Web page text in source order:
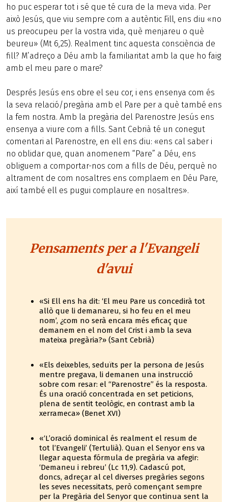
ho puc esperar tot i sé que té cura de la meva vida. Per
això Jesús, que viu sempre com a autèntic Fill, ens diu «no
us preocupeu per la vostra vida, què menjareu o què
beureu» (Mt 6,25). Realment tinc aquesta consciència de
fill? M’adreço a Déu amb la familiaritat amb la que ho faig
amb el meu pare o mare?
Després Jesús ens obre el seu cor, i ens ensenya com és
la seva relació/pregària amb el Pare per a què també ens
la fem nostra. Amb la pregària del Parenostre Jesús ens
ensenya a viure com a fills. Sant Cebrià té un conegut
comentari al Parenostre, en ell ens diu: «ens cal saber i
no oblidar que, quan anomenem “Pare” a Déu, ens
obliguem a comportar-nos com a fills de Déu, perquè no
altrament de com nosaltres ens complaem en Déu Pare,
així també ell es pugui complaure en nosaltres».
Pensaments per a l'Evangeli
d'avui
«Si Ell ens ha dit: ‘El meu Pare us concedirà tot
allò que li demanareu, si ho feu en el meu
nom’, ¿com no serà encara més eficaç que
demanem en el nom del Crist i amb la seva
mateixa pregària?» (Sant Cebrià)
«Els deixebles, seduïts per la persona de Jesús
mentre pregava, li demanen una instrucció
sobre com resar: el “Parenostre” és la resposta.
És una oració concentrada en set peticions,
plena de sentit teològic, en contrast amb la
xerrameca» (Benet XVI)
«‘L’oració dominical és realment el resum de
tot l’Evangeli’ (Tertulià). Quan el Senyor ens va
llegar aquesta fórmula de pregària va afegir:
‘Demaneu i rebreu’ (Lc 11,9). Cadascú pot,
doncs, adreçar al cel diverses pregàries segons
les seves necessitats, però començant sempre
per la Pregària del Senyor que continua sent la